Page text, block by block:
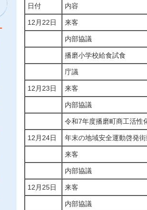
日付 内容
12月22日 来客
内部協議
播磨小学校給食試食
庁議
12月23日 来客
内部協議
令和7年度播磨町商工活性
12月24日 年末の地域安全運動啓発
来客
内部協議
12月25日 来客
内部協議